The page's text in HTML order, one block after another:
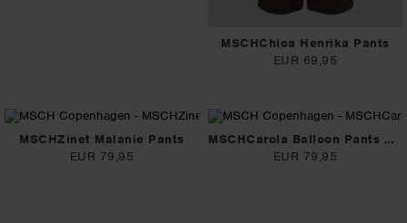
MSCHChica Henrika Pants
EUR 69,95
MSCHZinet Malanie Pants
EUR 79,95
MSCHCarola Balloon Pants CHK
EUR 79,95